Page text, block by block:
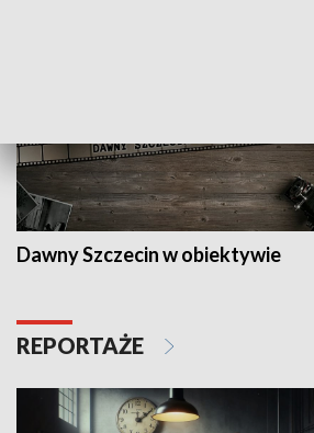
Dawny Szczecin w obiektywie
REPORTAŻE